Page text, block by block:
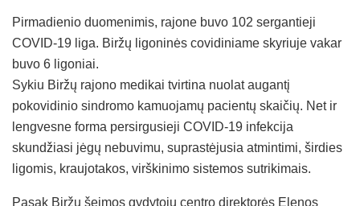
Pirmadienio duomenimis, rajone buvo 102 sergantieji
COVID-19 liga. Biržų ligoninės covidiniame skyriuje vakar
buvo 6 ligoniai.
Sykiu Biržų rajono medikai tvirtina nuolat augantį
pokovidinio sindromo kamuojamų pacientų skaičių. Net ir
lengvesne forma persirgusieji COVID-19 infekcija
skundžiasi jėgų nebuvimu, suprastėjusia atmintimi, širdies
ligomis, kraujotakos, virškinimo sistemos sutrikimais.
Pasak Biržų šeimos gydytojų centro direktorės Elenos